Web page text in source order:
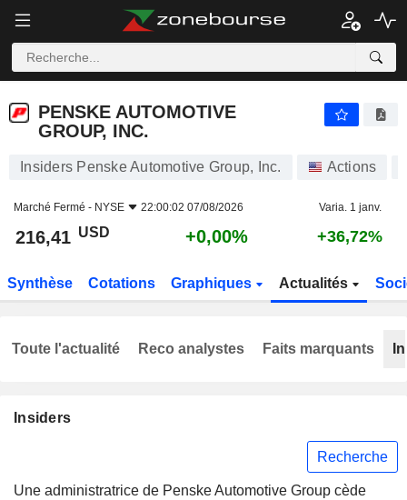
PENSKE AUTOMOTIVE
GROUP, INC.
Insiders Penske Automotive Group, Inc. Actions
Marché Fermé - NYSE 22:00:02 07/08/2026 Varia. 1 janv.
216,41 USD +0,00% +36,72%
Synthèse Cotations Graphiques Actualités
Insiders
Recherche
Une administratrice de Penske Automotive Group cède
Toute l'actualité Reco analystes Faits marquants